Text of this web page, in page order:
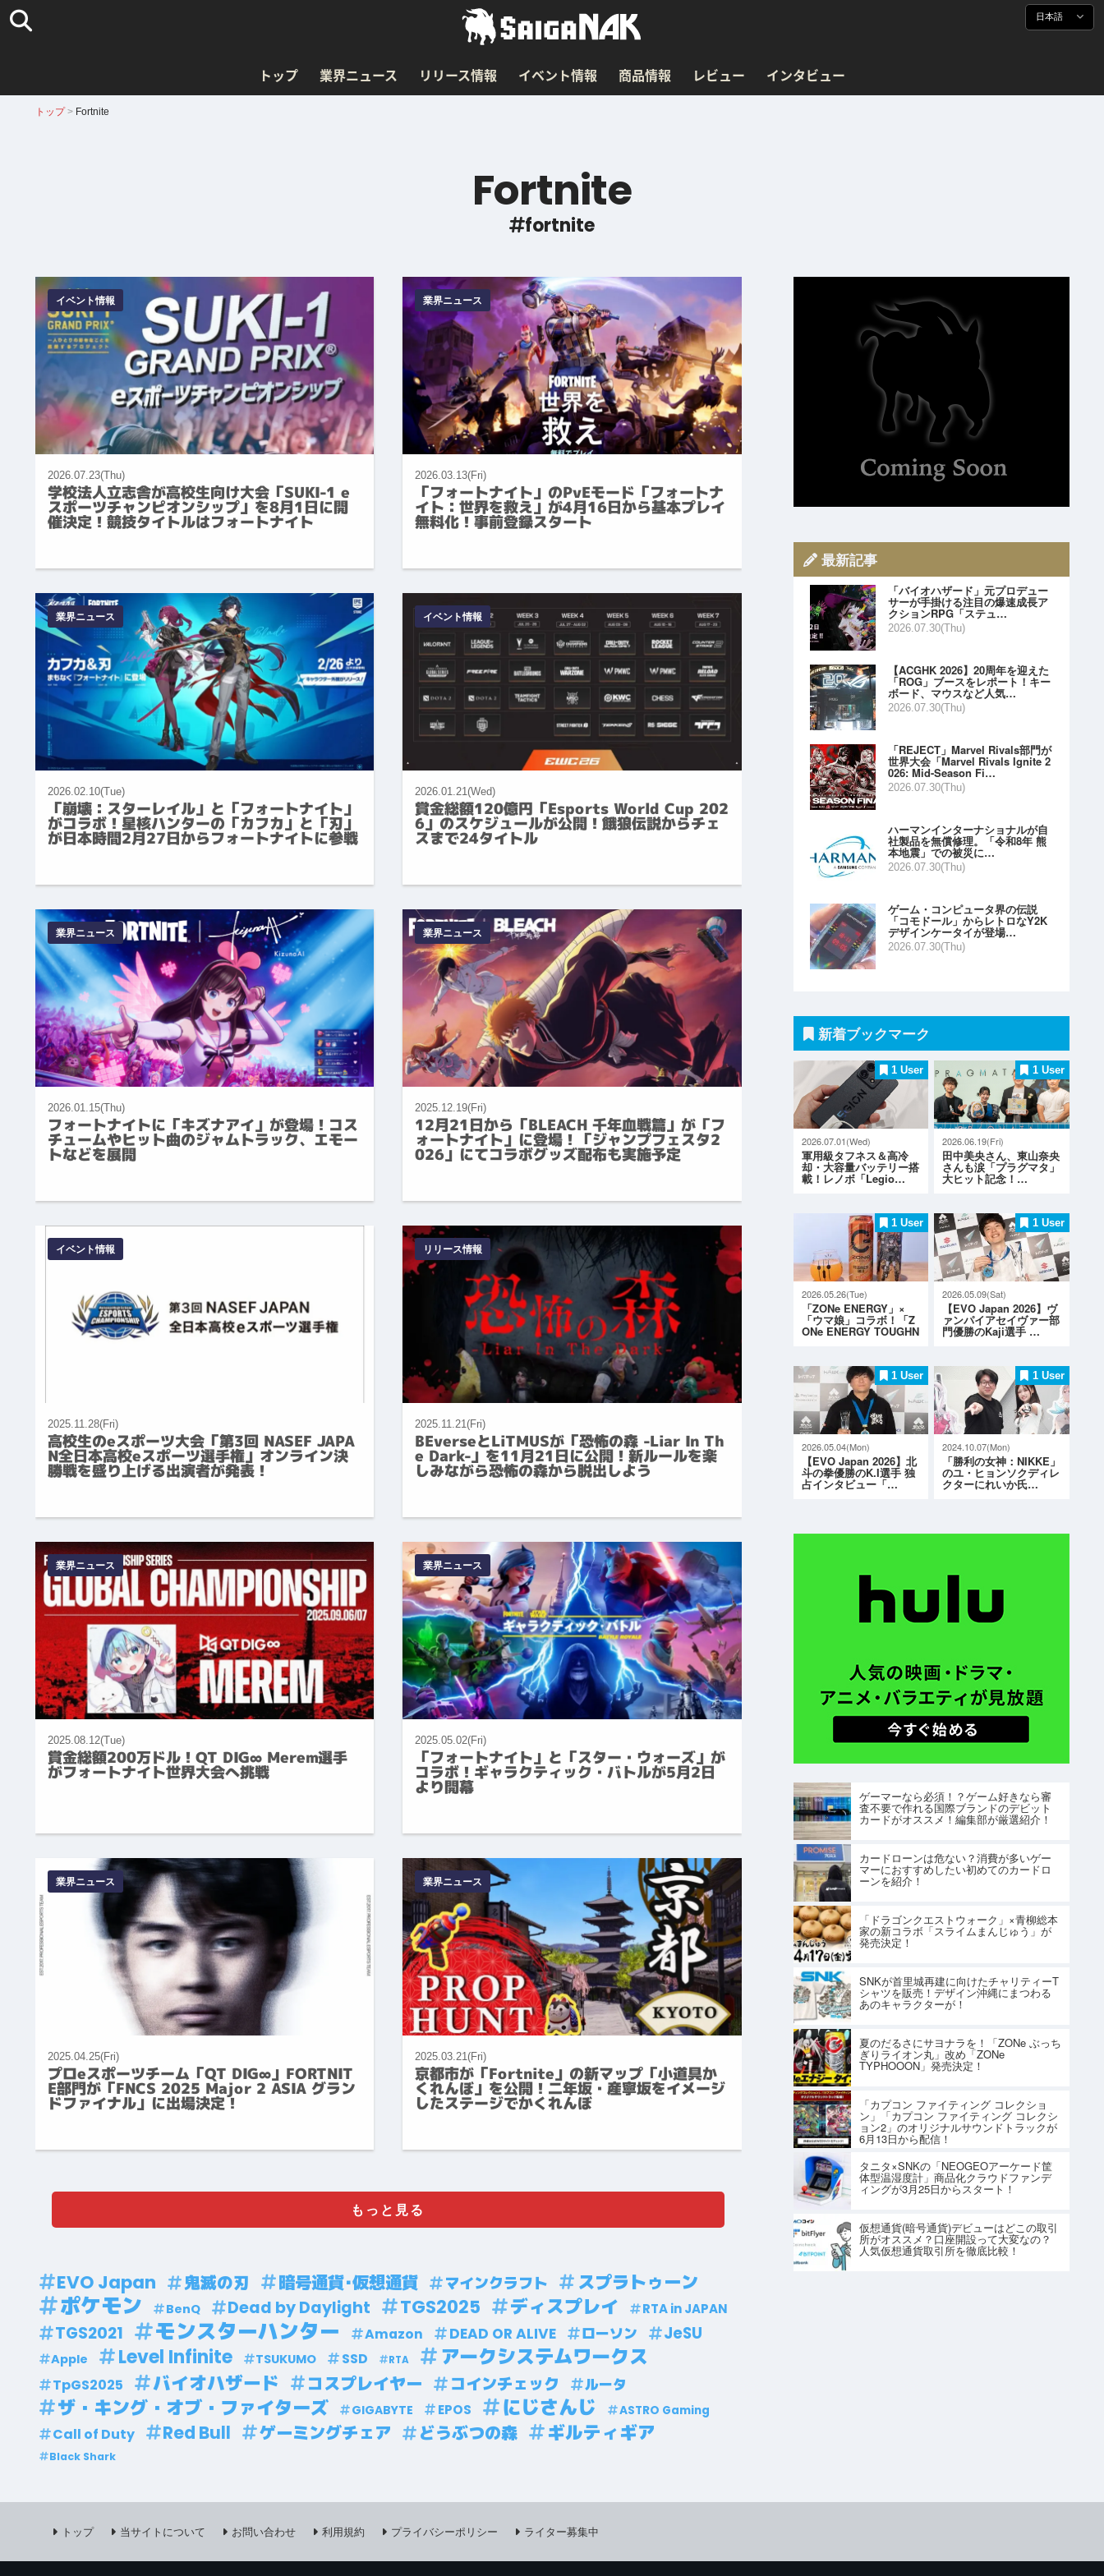
日本語
トップ 業界ニュース リリース情報 イベント情報 商品情報 レビュー インタビュー
トップ> Fortnite
Fortnite
fortnite
イベント情報
2026.07.23(Thu)
学校法人立志舎が高校生向け大会「SUKI-1 e
スポーツチャンピオンシップ」を8月1日に開
催決定！競技タイトルはフォートナイト
業界ニュース
2026.03.13(Fri)
「フォートナイト」のPvEモード「フォートナ
イト：世界を救え」が4月16日から基本プレイ
無料化！事前登録スタート
業界ニュース
2026.02.10(Tue)
「崩壊：スターレイル」と「フォートナイト」
がコラボ！星核ハンターの「カフカ」と「刃」
が日本時間2月27日からフォートナイトに参戦
イベント情報
2026.01.21(Wed)
賞金総額120億円「Esports World Cup 202
6」のスケジュールが公開！餓狼伝説からチェ
スまで24タイトル
業界ニュース
2026.01.15(Thu)
フォートナイトに「キズナアイ」が登場！コス
チュームやヒット曲のジャムトラック、エモー
トなどを展開
業界ニュース
2025.12.19(Fri)
12月21日から「BLEACH 千年血戦篇」が「フ
ォートナイト」に登場！「ジャンプフェスタ2
026」にてコラボグッズ配布も実施予定
イベント情報
2025.11.28(Fri)
高校生のeスポーツ大会「第3回 NASEF JAPA
N全日本高校eスポーツ選手権」オンライン決
勝戦を盛り上げる出演者が発表！
リリース情報
2025.11.21(Fri)
BEverseとLiTMUSが「恐怖の森 -Liar In Th
e Dark-」を11月21日に公開！新ルールを楽
しみながら恐怖の森から脱出しよう
業界ニュース
2025.08.12(Tue)
賞金総額200万ドル！QT DIG∞ Merem選手
がフォートナイト世界大会へ挑戦
業界ニュース
2025.05.02(Fri)
「フォートナイト」と「スター・ウォーズ」が
コラボ！ギャラクティック・バトルが5月2日
より開幕
業界ニュース
2025.04.25(Fri)
プロeスポーツチーム「QT DIG∞」FORTNIT
E部門が「FNCS 2025 Major 2 ASIA グラン
ドファイナル」に出場決定！
業界ニュース
2025.03.21(Fri)
京都市が「Fortnite」の新マップ「小道具か
くれんぼ」を公開！二年坂・産寧坂をイメージ
したステージでかくれんぼ
もっと見る
EVO Japan 鬼滅の刃 暗号通貨･仮想通貨 マインクラフト スプラトゥーン
ポケモン BenQ Dead by Daylight TGS2025 ディスプレイ RTA in JAPAN
TGS2021 モンスターハンター Amazon DEAD OR ALIVE ローソン JeSU
Apple Level Infinite TSUKUMO SSD RTA アークシステムワークス
TpGS2025 バイオハザード コスプレイヤー コインチェック ルータ
ザ・キング・オブ・ファイターズ GIGABYTE EPOS にじさんじ ASTRO Gaming
Call of Duty Red Bull ゲーミングチェア どうぶつの森 ギルティギア
Black Shark
最新記事
「バイオハザード」元プロデュー
サーが手掛ける注目の爆速成長ア
クションRPG「ステュ…
2026.07.30(Thu)
【ACGHK 2026】20周年を迎えた
「ROG」ブースをレポート！キー
ボード、マウスなど人気…
2026.07.30(Thu)
「REJECT」Marvel Rivals部門が
世界大会「Marvel Rivals Ignite 2
026: Mid-Season Fi…
2026.07.30(Thu)
ハーマンインターナショナルが自
社製品を無償修理。「令和8年 熊
本地震」での被災に…
2026.07.30(Thu)
ゲーム・コンピュータ界の伝説
「コモドール」からレトロなY2K
デザインケータイが登場…
2026.07.30(Thu)
新着ブックマーク
1 User
2026.07.01(Wed)
軍用級タフネス＆高冷
却・大容量バッテリー搭
載！レノボ「Legio…
1 User
2026.06.19(Fri)
田中美央さん、東山奈央
さんも涙「プラグマタ」
大ヒット記念！…
1 User
2026.05.26(Tue)
「ZONe ENERGY」×
「ウマ娘」コラボ！「Z
ONe ENERGY TOUGHN
1 User
2026.05.09(Sat)
【EVO Japan 2026】ヴ
ァンパイアセイヴァー部
門優勝のKaji選手 …
1 User
2026.05.04(Mon)
【EVO Japan 2026】北
斗の拳優勝のK.I選手 独
占インタビュー「…
1 User
2024.10.07(Mon)
「勝利の女神：NIKKE」
のユ・ヒョンソクディレ
クターにれいか氏…
ゲーマーなら必須！？ゲーム好きなら審
査不要で作れる国際ブランドのデビット
カードがオススメ！編集部が厳選紹介！
カードローンは危ない？消費が多いゲー
マーにおすすめしたい初めてのカードロ
ーンを紹介！
「ドラゴンクエストウォーク」×青柳総本
家の新コラボ「スライムまんじゅう」が
発売決定！
SNKが首里城再建に向けたチャリティーT
シャツを販売！デザイン沖縄にまつわる
あのキャラクターが！
夏のだるさにサヨナラを！「ZONe ぶっち
ぎりライオン丸」改め「ZONe
TYPHOOON」発売決定！
「カプコン ファイティング コレクショ
ン」「カプコン ファイティング コレクシ
ョン2」のオリジナルサウンドトラックが
6月13日から配信！
タニタ×SNKの「NEOGEOアーケード筐
体型温湿度計」商品化クラウドファンデ
ィングが3月25日からスタート！
仮想通貨(暗号通貨)デビューはどこの取引
所がオススメ？口座開設って大変なの？
人気仮想通貨取引所を徹底比較！
トップ 当サイトについて お問い合わせ 利用規約 プライバシーポリシー ライター募集中